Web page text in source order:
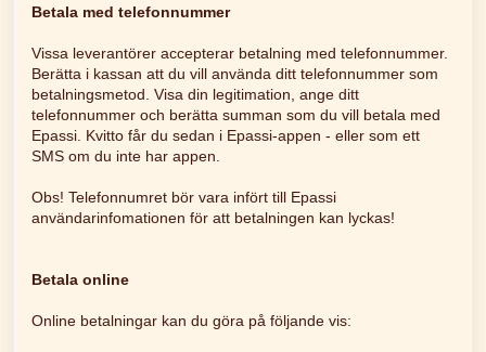
Betala med telefonnummer
Vissa leverantörer accepterar betalning med telefonnummer.
Berätta i kassan att du vill använda ditt telefonnummer som
betalningsmetod. Visa din legitimation, ange ditt
telefonnummer och berätta summan som du vill betala med
Epassi. Kvitto får du sedan i Epassi-appen - eller som ett
SMS om du inte har appen.
Obs! Telefonnumret bör vara infört till Epassi
användarinfomationen för att betalningen kan lyckas!
Betala online
Online betalningar kan du göra på följande vis: